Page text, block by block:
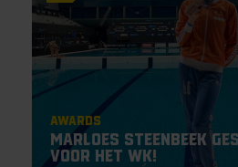
Awards
Marloes Steenbeek
voor het WK!